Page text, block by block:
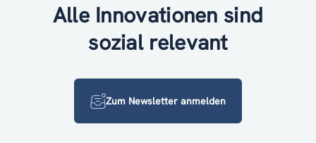
Alle Innovationen sind
sozial relevant
Zum Newsletter anmelden